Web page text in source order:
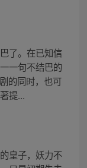
了。在已知信
一句不结巴的
的同时，也可
提...
皇子，妖力不